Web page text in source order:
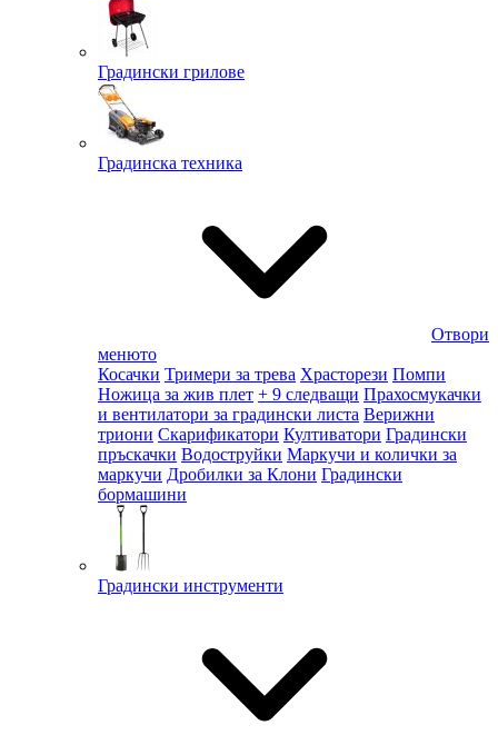
Градински грилове
Градинска техника
Отвори
менюто
Косачки Тримери за трева Храсторези Помпи
Ножица за жив плет + 9 следващи Прахосмукачки
и вентилатори за градински листа Верижни
триони Скарификатори Култиватори Градински
пръскачки Водоструйки Маркучи и колички за
маркучи Дробилки за Клони Градински
бормашини
Градински инструменти